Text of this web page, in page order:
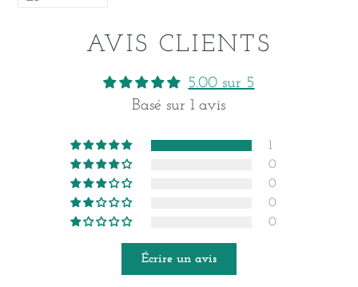
AVIS CLIENTS
5.00 sur 5
Basé sur 1 avis
1
0
0
0
0
Écrire un avis